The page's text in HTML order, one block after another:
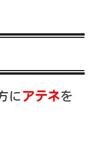
にアテネを